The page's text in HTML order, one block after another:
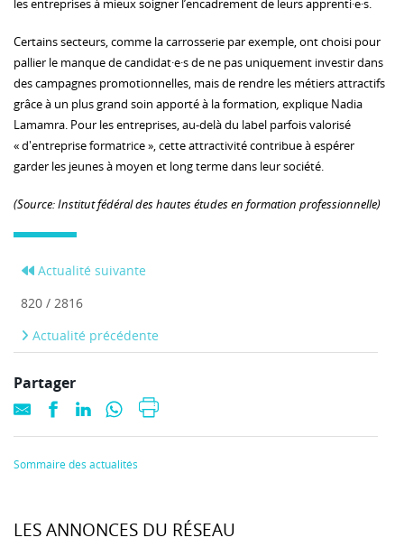
les entreprises à mieux soigner l’encadrement de leurs apprenti·e·s.
Certains secteurs, comme la carrosserie par exemple, ont choisi pour
pallier le manque de candidat·e·s de ne pas uniquement investir dans
des campagnes promotionnelles, mais de rendre les métiers attractifs
grâce à un plus grand soin apporté à la formation, explique Nadia
Lamamra. Pour les entreprises, au-delà du label parfois valorisé
« d'entreprise formatrice », cette attractivité contribue à espérer
garder les jeunes à moyen et long terme dans leur société.
(Source: Institut fédéral des hautes études en formation professionnelle)
Actualité suivante
820 / 2816
Actualité précédente
Partager
Sommaire des actualités
LES ANNONCES DU RÉSEAU